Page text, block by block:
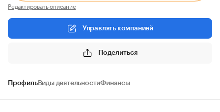
Редактировать описание
Управлять компанией
Поделиться
ПрофильВиды деятельностиФинансы